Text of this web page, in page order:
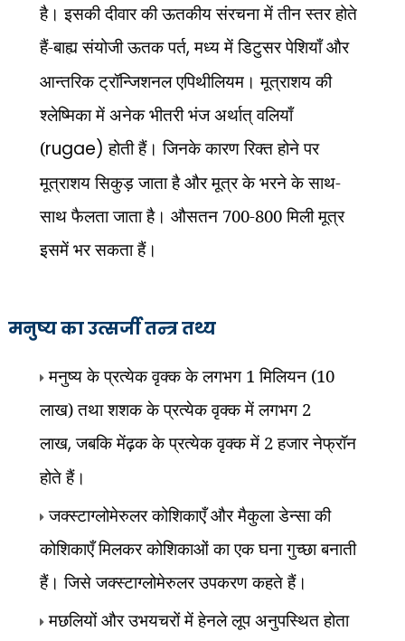
है। इसकी दीवार की ऊतकीय संरचना में तीन स्तर होते
हैं-बाह्य संयोजी ऊतक पर्त,मध्य में डिटुसर पेशियाँ और
आन्तरिक ट्रॉन्जिशनल एपिथीलियम। मूत्राशय की
श्लेष्मिका में अनेक भीतरी भंज अर्थात् वलियाँ
(rugae)होती हैं। जिनके कारण रिक्त होने पर
मूत्राशय सिकुड़ जाता है और मूत्र के भरने के साथ-
साथ फैलता जाता है। औसतन 700-800 मिली मूत्र
इसमें भर सकता हैं।
मनुष्य का उत्सर्जी तन्त्र तथ्य
मनुष्य के प्रत्येक वृक्क के लगभग 1 मिलियन (10
लाख) तथा शशक के प्रत्येक वृक्क में लगभग 2
लाख,जबकि मेंढ़क के प्रत्येक वृक्क में 2 हजार नेफ्रॉन
होते हैं।
जक्स्टाग्लोमेरुलर कोशिकाएँ और मैकुला डेन्सा की
कोशिकाएँ मिलकर कोशिकाओं का एक घना गुच्छा बनाती
हैं। जिसेजक्स्टाग्लोमेरुलर उपकरण कहते हैं।
मछलियों और उभयचरों में हेनले लूप अनुपस्थित होता